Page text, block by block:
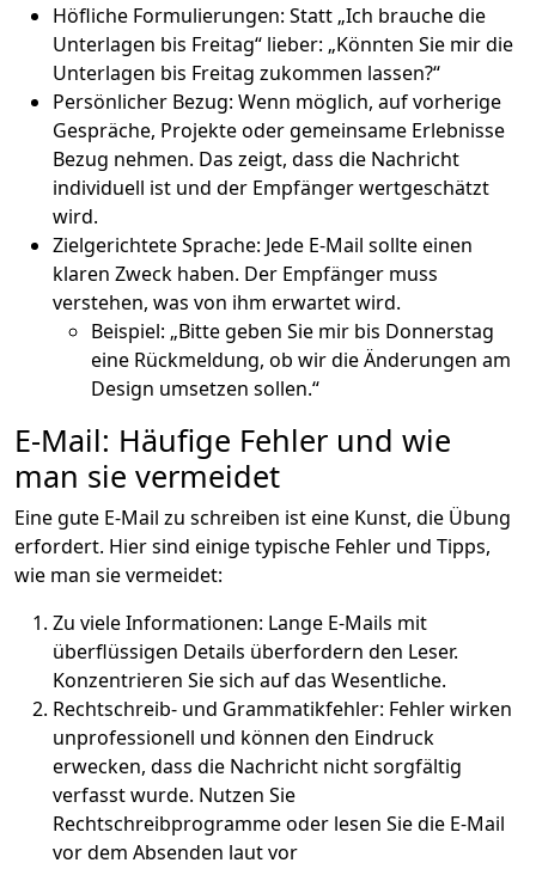
Höfliche Formulierungen: Statt „Ich brauche die
Unterlagen bis Freitag“ lieber: „Könnten Sie mir die
Unterlagen bis Freitag zukommen lassen?“
Persönlicher Bezug: Wenn möglich, auf vorherige
Gespräche, Projekte oder gemeinsame Erlebnisse
Bezug nehmen. Das zeigt, dass die Nachricht
individuell ist und der Empfänger wertgeschätzt
wird.
Zielgerichtete Sprache: Jede E-Mail sollte einen
klaren Zweck haben. Der Empfänger muss
verstehen, was von ihm erwartet wird.
Beispiel: „Bitte geben Sie mir bis Donnerstag
eine Rückmeldung, ob wir die Änderungen am
Design umsetzen sollen.“
E-Mail: Häufige Fehler und wie
man sie vermeidet
Eine gute E-Mail zu schreiben ist eine Kunst, die Übung
erfordert. Hier sind einige typische Fehler und Tipps,
wie man sie vermeidet:
Zu viele Informationen: Lange E-Mails mit
überflüssigen Details überfordern den Leser.
Konzentrieren Sie sich auf das Wesentliche.
Rechtschreib- und Grammatikfehler: Fehler wirken
unprofessionell und können den Eindruck
erwecken, dass die Nachricht nicht sorgfältig
verfasst wurde. Nutzen Sie
Rechtschreibprogramme oder lesen Sie die E-Mail
vor dem Absenden laut vor